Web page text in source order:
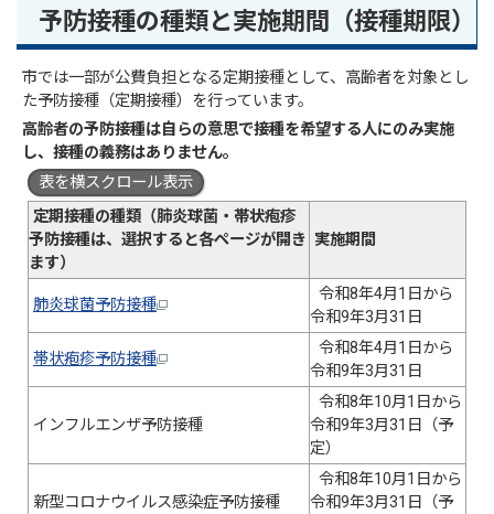
予防接種の種類と実施期間（接種期限）
市では一部が公費負担となる定期接種として、高齢者を対象とし
た予防接種（定期接種）を行っています。
高齢者の予防接種は自らの意思で接種を希望する人にのみ実施
し、接種の義務はありません。
表を横スクロール表示
定期接種の種類（肺炎球菌・帯状疱疹
予防接種は、選択すると各ページが開き
ます）
実施期間
肺炎球菌予防接種
令和8年4月1日から
令和9年3月31日
帯状疱疹予防接種
令和8年4月1日から
令和9年3月31日
インフルエンザ予防接種
令和8年10月1日から
令和9年3月31日（予
定）
新型コロナウイルス感染症予防接種
令和8年10月1日から
令和9年3月31日（予